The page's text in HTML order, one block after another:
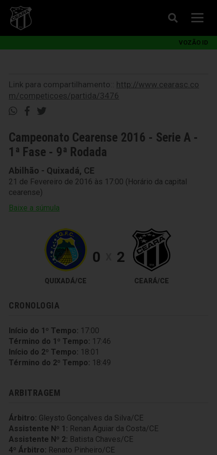
VOZÃO ID
Link para compartilhamento:: http://www.cearasc.co
m/competicoes/partida/3476
Campeonato Cearense 2016 - Serie A -
1ª Fase - 9ª Rodada
Abilhão - Quixadá, CE
21 de Fevereiro de 2016 às 17:00 (Horário da capital
cearense)
Baixe a súmula
QUIXADÁ/CE
0 2
CEARÁ/CE
CRONOLOGIA
Início do 1º Tempo: 17:00
Término do 1º Tempo: 17:46
Início do 2º Tempo: 18:01
Término do 2º Tempo: 18:49
ARBITRAGEM
Árbitro: Gleysto Gonçalves da Silva/CE
Assistente Nº 1: Renan Aguiar da Costa/CE
Assistente Nº 2: Batista Chaves/CE
4º Árbitro: Renato Pinheiro/CE